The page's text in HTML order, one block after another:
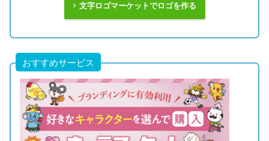
文字ロゴマーケットでロゴを作る
おすすめサービス